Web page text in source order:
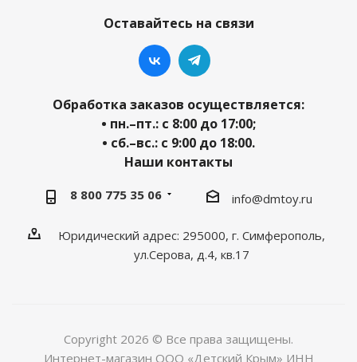
Оставайтесь на связи
Обработка заказов осуществляется:
• пн.–пт.: с 8:00 до 17:00;
• сб.–вс.: с 9:00 до 18:00.
Наши контакты
8 800 775 35 06 info@dmtoy.ru
Юридический адрес: 295000, г. Симферополь,
ул.Серова, д.4, кв.17
Copyright 2026 © Все права защищены.
Интернет-магазин ООО «Детский Крым» ИНН